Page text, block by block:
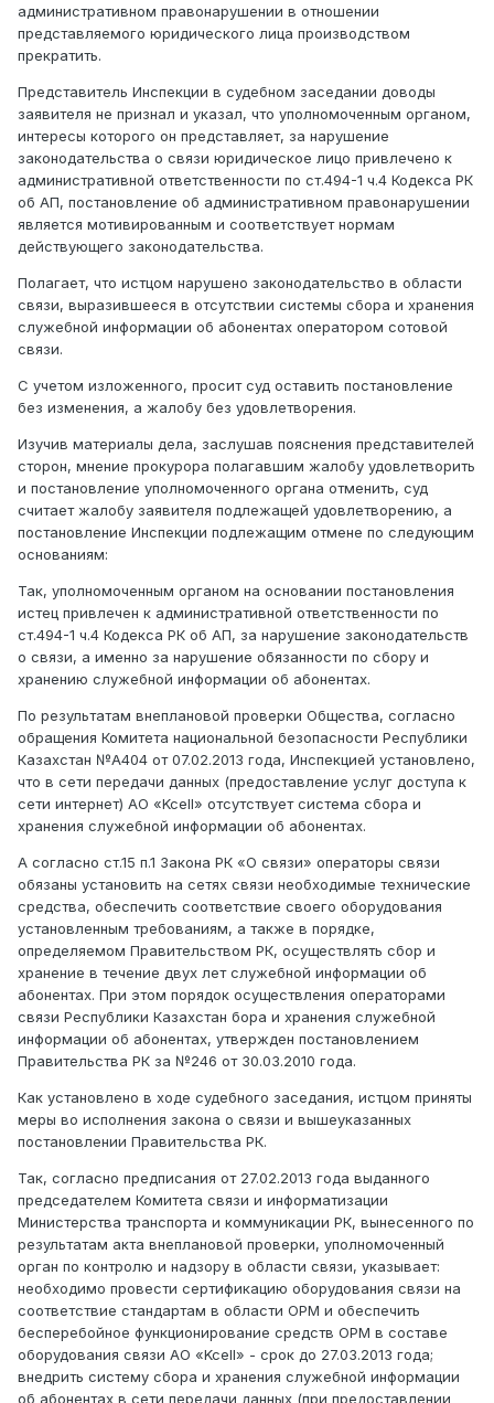
административном правонарушении в отношении
представляемого юридического лица производством
прекратить.
Представитель Инспекции в судебном заседании доводы
заявителя не признал и указал, что уполномоченным органом,
интересы которого он представляет, за нарушение
законодательства о связи юридическое лицо привлечено к
административной ответственности по ст.494-1 ч.4 Кодекса РК
об АП, постановление об административном правонарушении
является мотивированным и соответствует нормам
действующего законодательства.
Полагает, что истцом нарушено законодательство в области
связи, выразившееся в отсутствии системы сбора и хранения
служебной информации об абонентах оператором сотовой
связи.
С учетом изложенного, просит суд оставить постановление
без изменения, а жалобу без удовлетворения.
Изучив материалы дела, заслушав пояснения представителей
сторон, мнение прокурора полагавшим жалобу удовлетворить
и постановление уполномоченного органа отменить, суд
считает жалобу заявителя подлежащей удовлетворению, а
постановление Инспекции подлежащим отмене по следующим
основаниям:
Так, уполномоченным органом на основании постановления
истец привлечен к административной ответственности по
ст.494-1 ч.4 Кодекса РК об АП, за нарушение законодательств
о связи, а именно за нарушение обязанности по сбору и
хранению служебной информации об абонентах.
По результатам внеплановой проверки Общества, согласно
обращения Комитета национальной безопасности Республики
Казахстан №А404 от 07.02.2013 года, Инспекцией установлено,
что в сети передачи данных (предоставление услуг доступа к
сети интернет) АО «Kcell» отсутствует система сбора и
хранения служебной информации об абонентах.
А согласно ст.15 п.1 Закона РК «О связи» операторы связи
обязаны установить на сетях связи необходимые технические
средства, обеспечить соответствие своего оборудования
установленным требованиям, а также в порядке,
определяемом Правительством РК, осуществлять сбор и
хранение в течение двух лет служебной информации об
абонентах. При этом порядок осуществления операторами
связи Республики Казахстан бора и хранения служебной
информации об абонентах, утвержден постановлением
Правительства РК за №246 от 30.03.2010 года.
Как установлено в ходе судебного заседания, истцом приняты
меры во исполнения закона о связи и вышеуказанных
постановлении Правительства РК.
Так, согласно предписания от 27.02.2013 года выданного
председателем Комитета связи и информатизации
Министерства транспорта и коммуникации РК, вынесенного по
результатам акта внеплановой проверки, уполномоченный
орган по контролю и надзору в области связи, указывает:
необходимо провести сертификацию оборудования связи на
соответствие стандартам в области ОРМ и обеспечить
бесперебойное функционирование средств ОРМ в составе
оборудования связи АО «Kcell» - срок до 27.03.2013 года;
внедрить систему сбора и хранения служебной информации
об абонентах в сети передачи данных (при предоставлении